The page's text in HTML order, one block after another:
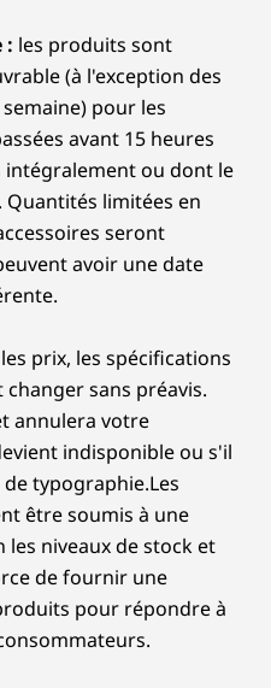
en option
MISE À
avec deux
Deux
activé
et
USB sont approximatives
tels que la capacité de
périphériques, les attributs
système et les
2242)
Magasiner
Comparer
portables
PC, meaning it’s
performance. The
include a dedicated
capable of superfast
search functions to
multitasking,
smarter, not
with surprising
: les produits sont
(à l'exception des
pour les
avant 15 heures
intégralement ou dont le
limitées en
seront
avoir une date
prix, les spécifications
sans préavis.
annulera votre
indisponible ou s'il
typographie.Les
être soumis à une
niveaux de stock et
de fournir une
pour répondre à